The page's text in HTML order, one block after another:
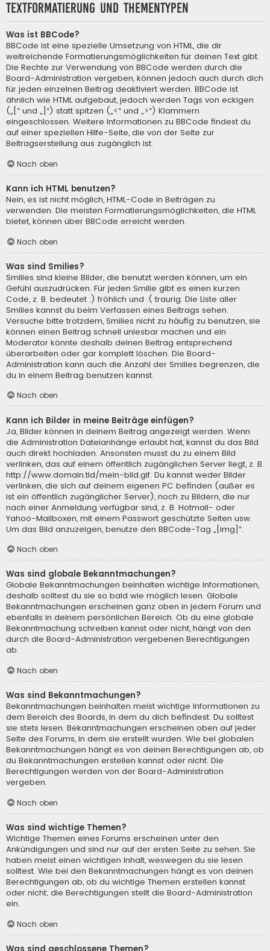
Textformatierung und Thementypen
Was ist BBCode?
BBCode ist eine spezielle Umsetzung von HTML, die dir
weitreichende Formatierungsmöglichkeiten für deinen Text gibt.
Die Rechte zur Verwendung von BBCode werden durch die
Board-Administration vergeben, können jedoch auch durch dich
für jeden einzelnen Beitrag deaktiviert werden. BBCode ist
ähnlich wie HTML aufgebaut, jedoch werden Tags von eckigen
(„[“ und „]“) statt spitzen („<“ und „>“) Klammern
eingeschlossen. Weitere Informationen zu BBCode findest du
auf einer speziellen Hilfe-Seite, die von der Seite zur
Beitragserstellung aus zugänglich ist.
Nach oben
Kann ich HTML benutzen?
Nein, es ist nicht möglich, HTML-Code in Beiträgen zu
verwenden. Die meisten Formatierungsmöglichkeiten, die HTML
bietet, können über BBCode erreicht werden.
Nach oben
Was sind Smilies?
Smilies sind kleine Bilder, die benutzt werden können, um ein
Gefühl auszudrücken. Für jeden Smilie gibt es einen kurzen
Code, z. B. bedeutet :) fröhlich und :( traurig. Die Liste aller
Smilies kannst du beim Verfassen eines Beitrags sehen.
Versuche bitte trotzdem, Smilies nicht zu häufig zu benutzen, sie
können einen Beitrag schnell unlesbar machen und ein
Moderator könnte deshalb deinen Beitrag entsprechend
überarbeiten oder gar komplett löschen. Die Board-
Administration kann auch die Anzahl der Smilies begrenzen, die
du in einem Beitrag benutzen kannst.
Nach oben
Kann ich Bilder in meine Beiträge einfügen?
Ja, Bilder können in deinem Beitrag angezeigt werden. Wenn
die Administration Dateianhänge erlaubt hat, kannst du das Bild
auch direkt hochladen. Ansonsten musst du zu einem Bild
verlinken, das auf einem öffentlich zugänglichen Server liegt, z. B.
http://www.domain.tld/mein-bild.gif. Du kannst weder Bilder
verlinken, die sich auf deinem eigenen PC befinden (außer es
ist ein öffentlich zugänglicher Server), noch zu Bildern, die nur
nach einer Anmeldung verfügbar sind, z. B. Hotmail- oder
Yahoo-Mailboxen, mit einem Passwort geschützte Seiten usw.
Um das Bild anzuzeigen, benutze den BBCode-Tag „[img]“.
Nach oben
Was sind globale Bekanntmachungen?
Globale Bekanntmachungen beinhalten wichtige Informationen,
deshalb solltest du sie so bald wie möglich lesen. Globale
Bekanntmachungen erscheinen ganz oben in jedem Forum und
ebenfalls in deinem persönlichen Bereich. Ob du eine globale
Bekanntmachung schreiben kannst oder nicht, hängt von den
durch die Board-Administration vergebenen Berechtigungen
ab.
Nach oben
Was sind Bekanntmachungen?
Bekanntmachungen beinhalten meist wichtige Informationen zu
dem Bereich des Boards, in dem du dich befindest. Du solltest
sie stets lesen. Bekanntmachungen erscheinen oben auf jeder
Seite des Forums, in dem sie erstellt wurden. Wie bei globalen
Bekanntmachungen hängt es von deinen Berechtigungen ab, ob
du Bekanntmachungen erstellen kannst oder nicht. Die
Berechtigungen werden von der Board-Administration
vergeben.
Nach oben
Was sind wichtige Themen?
Wichtige Themen eines Forums erscheinen unter den
Ankündigungen und sind nur auf der ersten Seite zu sehen. Sie
haben meist einen wichtigen Inhalt, weswegen du sie lesen
solltest. Wie bei den Bekanntmachungen hängt es von deinen
Berechtigungen ab, ob du wichtige Themen erstellen kannst
oder nicht; die Berechtigungen stellt die Board-Administration
ein.
Nach oben